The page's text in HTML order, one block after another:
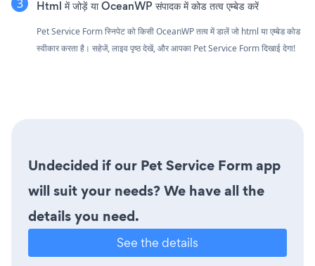
Html में जोड़ें या OceanWP संपादक में कोड तत्व एम्बेड करें
Pet Service Form स्निपेट को किसी OceanWP तत्व में डालें जो html या एम्बेड कोड
स्वीकार करता है। सहेजें, लाइव पृष्ठ देखें, और आपका Pet Service Form दिखाई देगा!
Undecided if our Pet Service Form app
will suit your needs? We have all the
details you need.
See the details